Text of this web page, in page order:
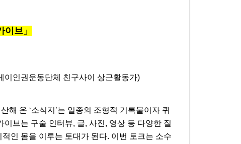
브」
이인권운동단체 친구사이 상근활동가)
해 온 ‘소식지’는 일종의 조형적 기록물이자 퀴
브는 구술 인터뷰, 글, 사진, 영상 등 다양한 질
인 몸을 이루는 토대가 된다. 이번 토크는 소수